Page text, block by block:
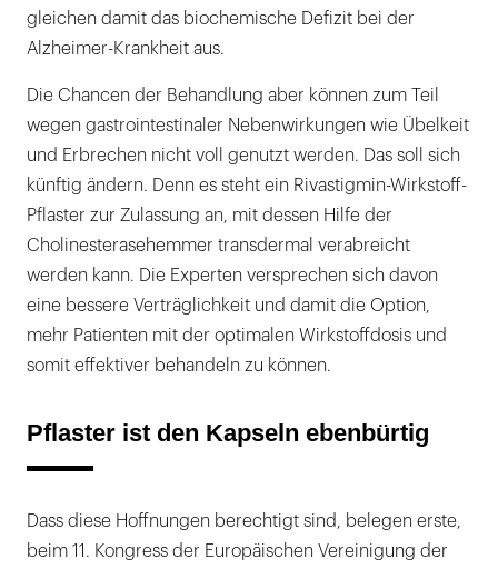
gleichen damit das biochemische Defizit bei der
Alzheimer-Krankheit aus.
Die Chancen der Behandlung aber können zum Teil
wegen gastrointestinaler Nebenwirkungen wie Übelkeit
und Erbrechen nicht voll genutzt werden. Das soll sich
künftig ändern. Denn es steht ein Rivastigmin-Wirkstoff-
Pflaster zur Zulassung an, mit dessen Hilfe der
Cholinesterasehemmer transdermal verabreicht
werden kann. Die Experten versprechen sich davon
eine bessere Verträglichkeit und damit die Option,
mehr Patienten mit der optimalen Wirkstoffdosis und
somit effektiver behandeln zu können.
Pflaster ist den Kapseln ebenbürtig
Dass diese Hoffnungen berechtigt sind, belegen erste,
beim 11. Kongress der Europäischen Vereinigung der